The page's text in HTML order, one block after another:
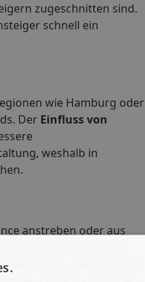
zugeschnitten sind.
schnell ein
wie Hamburg oder
Der Einfluss von
weshalb in
anstreben oder aus
ein
verfügen. Zudem eignet